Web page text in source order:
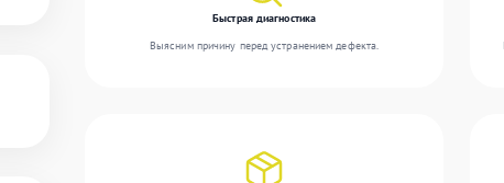
Быстрая диагностика
Выясним причину перед устранением дефекта.